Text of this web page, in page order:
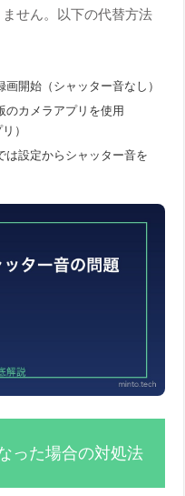
せん。以下の代替方法
開始（シャッター音なし）
のカメラアプリを使用
）
は設定からシャッター音を
った場合の対処法